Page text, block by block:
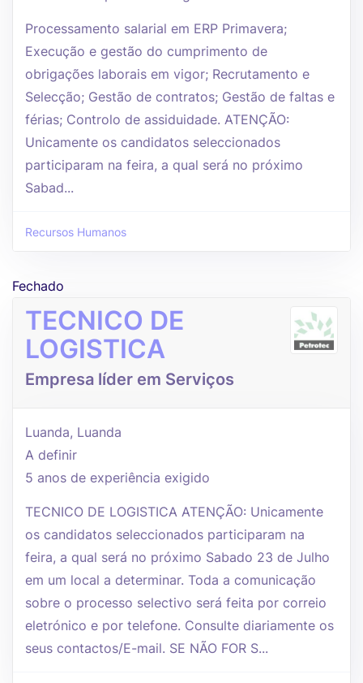
Processamento salarial em ERP Primavera;
Execução e gestão do cumprimento de
obrigações laborais em vigor; Recrutamento e
Selecção; Gestão de contratos; Gestão de faltas e
férias; Controlo de assiduidade. ATENÇÃO:
Unicamente os candidatos seleccionados
participaram na feira, a qual será no próximo
Sabad...
Recursos Humanos
Fechado
TECNICO DE
LOGISTICA
Empresa líder em Serviços
Luanda, Luanda
A definir
5 anos de experiência exigido
TECNICO DE LOGISTICA ATENÇÃO: Unicamente
os candidatos seleccionados participaram na
feira, a qual será no próximo Sabado 23 de Julho
em um local a determinar. Toda a comunicação
sobre o processo selectivo será feita por correio
eletrónico e por telefone. Consulte diariamente os
seus contactos/E-mail. SE NÃO FOR S...